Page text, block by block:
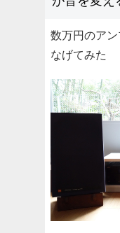
数万円のア
なげてみた